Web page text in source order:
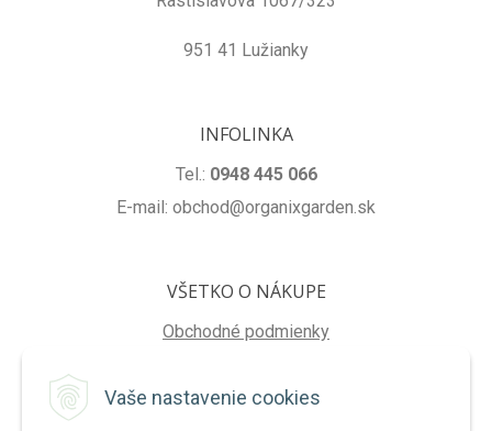
Vaše nastavenie cookies
951 41 Lužianky
INFOLINKA
Tel.: 0948 445 066
E-mail: obchod@organixgarden.sk
VŠETKO O NÁKUPE
Obchodné podmienky
Reklamačné podmienky